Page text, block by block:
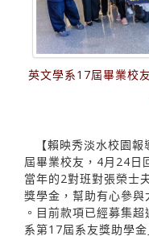
英文學系17屆畢業校
【賴映秀淡水校園
屆畢業校友，4月24日
當年的2對班對張榮士
獎學金，幫助有心參
。目前款項已經募集
系第17屆系友獎助學